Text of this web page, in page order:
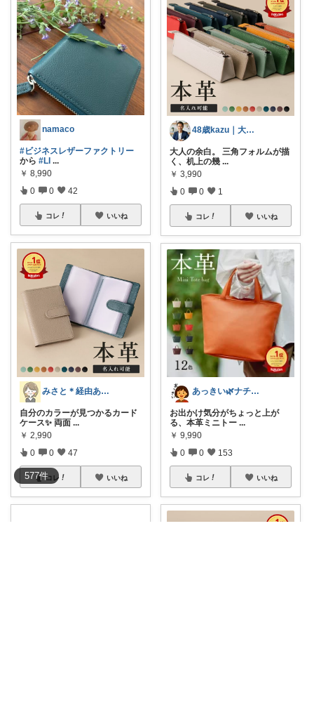
577件
namaco
#ビジネスレザーファクトリー
から #LI ...
￥ 8,990
0 0 42
コレ いいね
みさと＊経由ありがとうございます🧡
自分のカラーが見つかるカード
ケース✨ 両面 ...
￥ 2,990
0 0 47
コレ いいね
48歳kazu｜大人の良品リサーチ専門家
大人の余白。 三角フォルムが描
く、机上の幾 ...
￥ 3,990
0 0 1
コレ いいね
あっきい🌿ナチュラル生活
お出かけ気分がちょっと上が
る、本革ミニトー ...
￥ 9,990
0 0 153
コレ いいね